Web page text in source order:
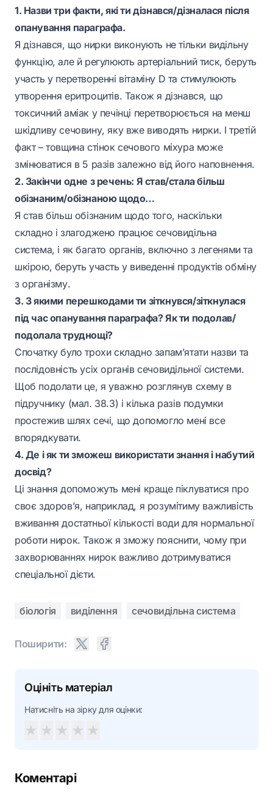
1. Назви три факти, які ти дізнався/дізналася після
опанування параграфа.
Я дізнався, що нирки виконують не тільки видільну
функцію, але й регулюють артеріальний тиск, беруть
участь у перетворенні вітаміну D та стимулюють
утворення еритроцитів. Також я дізнався, що
токсичний аміак у печінці перетворюється на менш
шкідливу сечовину, яку вже виводять нирки. І третій
факт – товщина стінок сечового міхура може
змінюватися в 5 разів залежно від його наповнення.
2. Закінчи одне з речень: Я став/стала більш
обізнаним/обізнаною щодо…
Я став більш обізнаним щодо того, наскільки
складно і злагоджено працює сечовидільна
система, і як багато органів, включно з легенями та
шкірою, беруть участь у виведенні продуктів обміну
з організму.
3. З якими перешкодами ти зіткнувся/зіткнулася
під час опанування параграфа? Як ти подолав/
подолала труднощі?
Спочатку було трохи складно запам’ятати назви та
послідовність усіх органів сечовидільної системи.
Щоб подолати це, я уважно розглянув схему в
підручнику (мал. 38.3) і кілька разів подумки
простежив шлях сечі, що допомогло мені все
впорядкувати.
4. Де і як ти зможеш використати знання і набутий
досвід?
Ці знання допоможуть мені краще піклуватися про
своє здоров’я, наприклад, я розумітиму важливість
вживання достатньої кількості води для нормальної
роботи нирок. Також я зможу пояснити, чому при
захворюваннях нирок важливо дотримуватися
спеціальної дієти.
біологія виділення сечовидільна система
Поширити:
Оцініть матеріал
Натисніть на зірку для оцінки:
★ ★ ★ ★ ★
Коментарі